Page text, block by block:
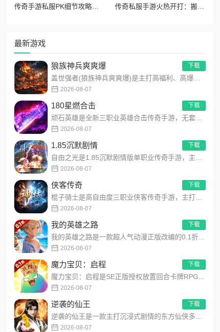
传奇私服手游火热开打：搬砖老玩家亲述最新升级打宝秘籍
最新游戏
狼族神兵爽爽爆
2026-08-07
下载
180星燃合击
2026-08-07
下载
1.85沉默剧情
2026-08-07
下载
侠客传奇
2026-08-07
下载
我的英雄之路
2026-08-07
下载
魔力宝贝：启程
2026-08-07
下载
逆袭的仙王
2026-08-07
下载